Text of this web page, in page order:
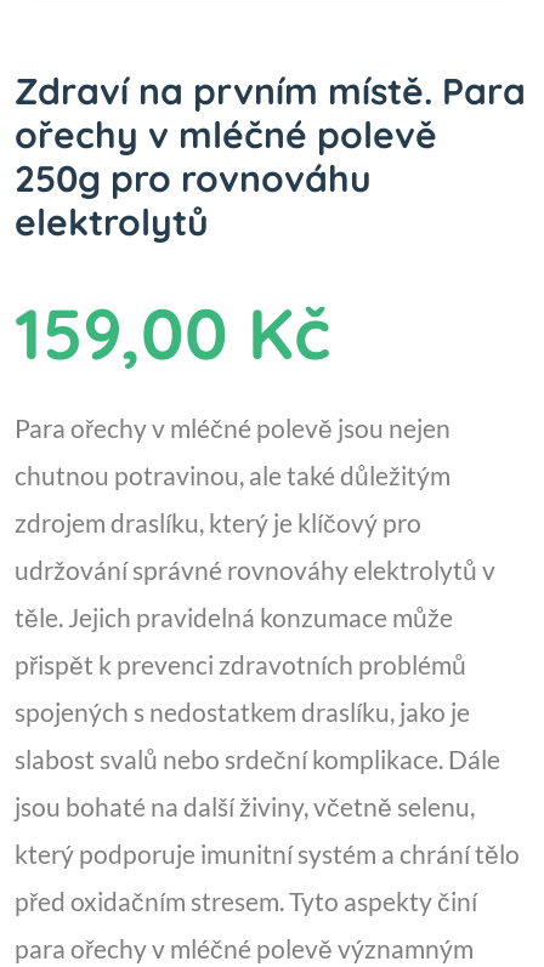
Zdraví na prvním místě. Para
ořechy v mléčné polevě
250g pro rovnováhu
elektrolytů
159,00 Kč
Para ořechy v mléčné polevě jsou nejen
chutnou potravinou, ale také důležitým
zdrojem draslíku, který je klíčový pro
udržování správné rovnováhy elektrolytů v
těle. Jejich pravidelná konzumace může
přispět k prevenci zdravotních problémů
spojených s nedostatkem draslíku, jako je
slabost svalů nebo srdeční komplikace. Dále
jsou bohaté na další živiny, včetně selenu,
který podporuje imunitní systém a chrání tělo
před oxidačním stresem. Tyto aspekty činí
para ořechy v mléčné polevě významným